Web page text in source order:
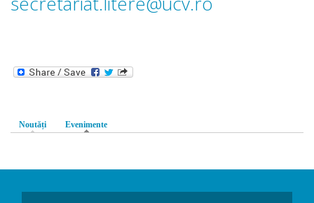
Noutăți Evenimente